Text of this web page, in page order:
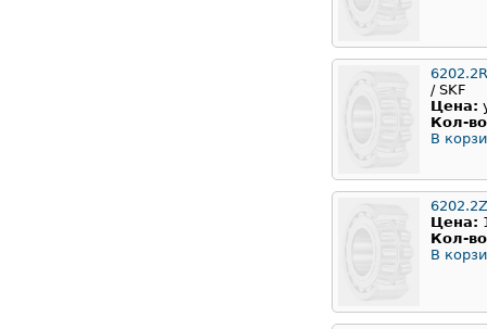
/ SKF
Цена:
Кол-
В
Цена:
Кол-
В